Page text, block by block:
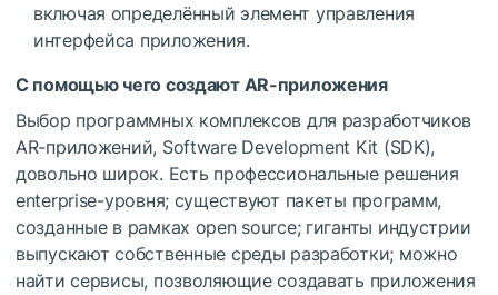
включая определённый элемент управления
интерфейса приложения.
С помощью чего создают AR-приложения
Выбор программных комплексов для разработчиков
AR-приложений, Software Development Kit (SDK),
довольно широк. Есть профессиональные решения
enterprise-уровня; существуют пакеты программ,
созданные в рамках open source; гиганты индустрии
выпускают собственные среды разработки; можно
найти сервисы, позволяющие создавать приложения